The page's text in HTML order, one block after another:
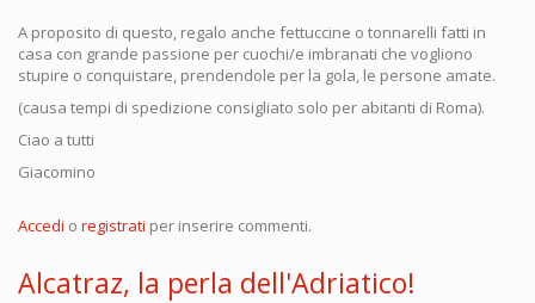
A proposito di questo, regalo anche fettuccine o tonnarelli fatti in
casa con grande passione per cuochi/e imbranati che vogliono
stupire o conquistare, prendendole per la gola, le persone amate.
(causa tempi di spedizione consigliato solo per abitanti di Roma).
Ciao a tutti
Giacomino
Accedi o registrati per inserire commenti.
Alcatraz, la perla dell'Adriatico!